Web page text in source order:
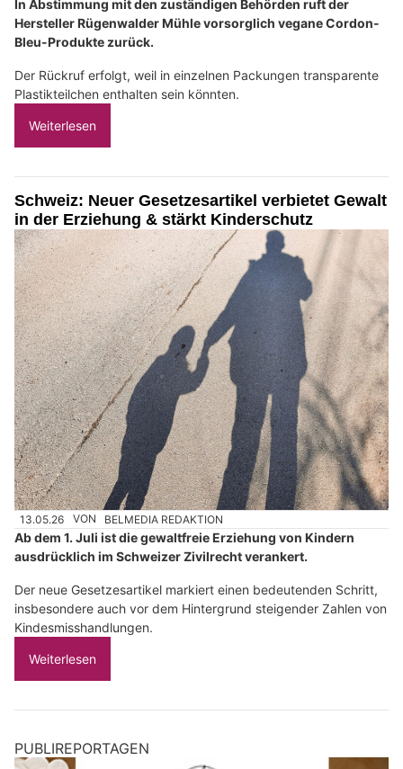
In Abstimmung mit den zuständigen Behörden ruft der
Hersteller Rügenwalder Mühle vorsorglich vegane Cordon-
Bleu-Produkte zurück.
Der Rückruf erfolgt, weil in einzelnen Packungen transparente
Plastikteilchen enthalten sein könnten.
Weiterlesen
Schweiz: Neuer Gesetzesartikel verbietet Gewalt
in der Erziehung & stärkt Kinderschutz
13.05.26 VON BELMEDIA REDAKTION
Ab dem 1. Juli ist die gewaltfreie Erziehung von Kindern
ausdrücklich im Schweizer Zivilrecht verankert.
Der neue Gesetzesartikel markiert einen bedeutenden Schritt,
insbesondere auch vor dem Hintergrund steigender Zahlen von
Kindesmisshandlungen.
Weiterlesen
PUBLIREPORTAGEN